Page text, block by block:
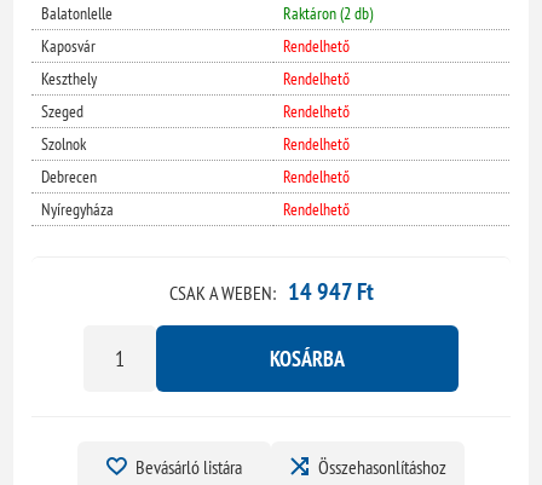
Balatonlelle
Raktáron (2 db)
Kaposvár
Rendelhető
Keszthely
Rendelhető
Szeged
Rendelhető
Szolnok
Rendelhető
Debrecen
Rendelhető
Nyíregyháza
Rendelhető
CSAK A WEBEN: 14 947 Ft
KOSÁRBA
Bevásárló listára Összehasonlításhoz